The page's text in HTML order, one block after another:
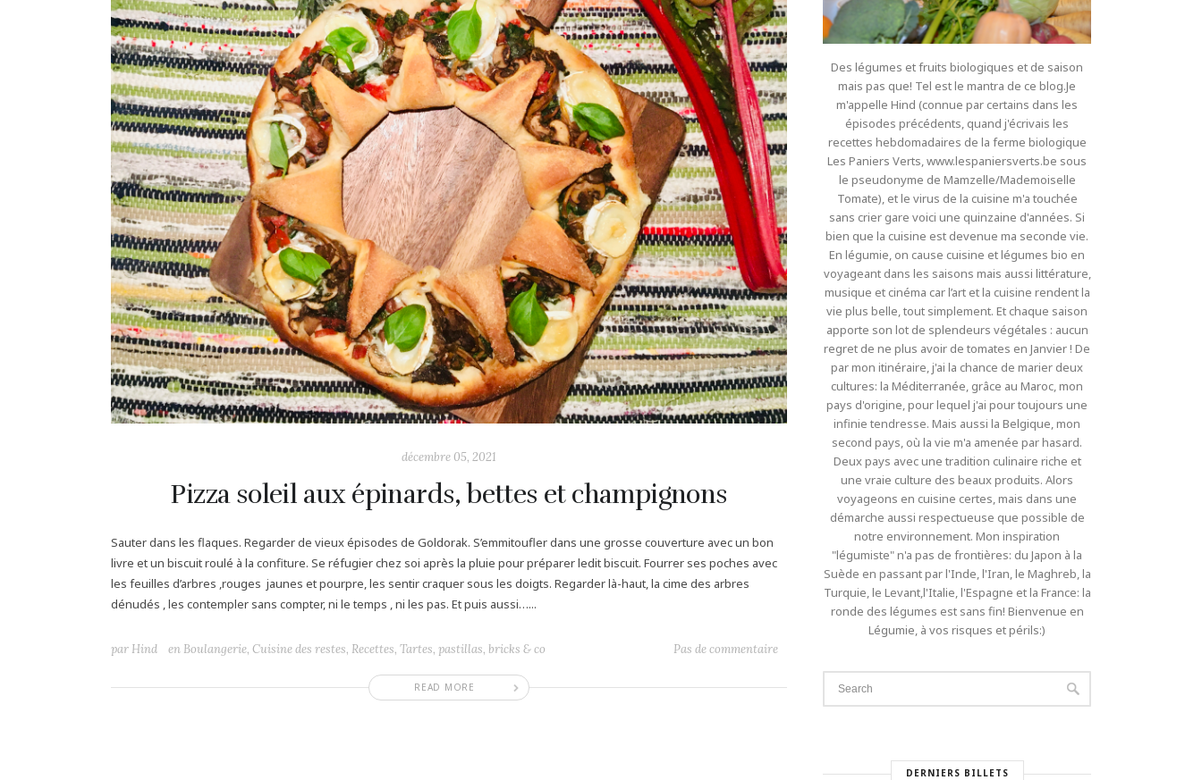
décembre 05, 2021
Pizza soleil aux épinards, bettes et champignons
Sauter dans les flaques. Regarder de vieux épisodes de Goldorak. S’emmitoufler dans une grosse couverture avec un bon
livre et un biscuit roulé à la confiture. Se réfugier chez soi après la pluie pour préparer ledit biscuit. Fourrer ses poches avec
les feuilles d’arbres ,rouges jaunes et pourpre, les sentir craquer sous les doigts. Regarder là-haut, la cime des arbres
dénudés , les contempler sans compter, ni le temps , ni les pas. Et puis aussi…...
READ MORE
par Hind en Boulangerie, Cuisine des restes, Recettes, Tartes, pastillas, bricks & co Pas de commentaire
Des légumes et fruits biologiques et de saison
mais pas que! Tel est le mantra de ce blog.Je
m'appelle Hind (connue par certains dans les
épisodes précédents, quand j'écrivais les
recettes hebdomadaires de la ferme biologique
Les Paniers Verts, www.lespaniersverts.be sous
le pseudonyme de Mamzelle/Mademoiselle
Tomate), et le virus de la cuisine m'a touchée
sans crier gare voici une quinzaine d'années. Si
bien que la cuisine est devenue ma seconde vie.
En légumie, on cause cuisine et légumes bio en
voyageant dans les saisons mais aussi littérature,
musique et cinéma car l’art et la cuisine rendent la
vie plus belle, tout simplement. Et chaque saison
apporte son lot de splendeurs végétales : aucun
regret de ne plus avoir de tomates en Janvier ! De
par mon itinéraire, j'ai la chance de marier deux
cultures: la Méditerranée, grâce au Maroc, mon
pays d'origine, pour lequel j'ai pour toujours une
infinie tendresse. Mais aussi la Belgique, mon
second pays, où la vie m'a amenée par hasard.
Deux pays avec une tradition culinaire riche et
une vraie culture des beaux produits. Alors
voyageons en cuisine certes, mais dans une
démarche aussi respectueuse que possible de
notre environnement. Mon inspiration
"légumiste" n'a pas de frontières: du Japon à la
Suède en passant par l'Inde, l'Iran, le Maghreb, la
Turquie, le Levant,l'Italie, l'Espagne et la France: la
ronde des légumes est sans fin! Bienvenue en
Légumie, à vos risques et périls:)
DERNIERS BILLETS